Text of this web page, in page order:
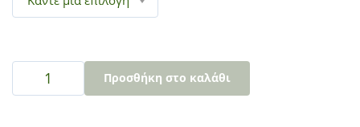
Προσθήκη στο καλάθι